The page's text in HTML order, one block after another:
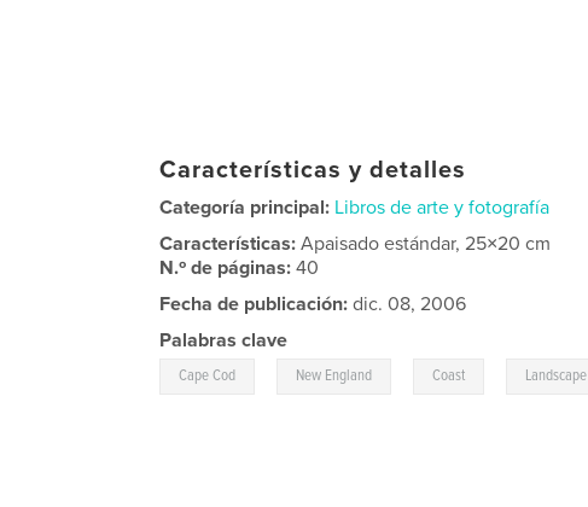
Características y detalles
Categoría principal: Libros de arte y fotografía
Características:Apaisado estándar, 25×20 cm
N.º de páginas:40
Fecha de publicación: dic. 08, 2006
Palabras clave
Cape Cod New England Coast Landscape